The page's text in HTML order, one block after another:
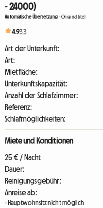
- 24000)
Automatische Übersetzung -Originaltitel
4.933
Art der Unterkunft:
Art:
Mietfläche:
Unterkunftskapazität:
Anzahl der Schlafzimmer:
Referenz:
Schlafmöglichkeiten:
Miete und Konditionen
25 € / Nacht
Dauer:
Reinigungsgebühr:
Anreise ab:
- Hauptwohnsitz nicht möglich